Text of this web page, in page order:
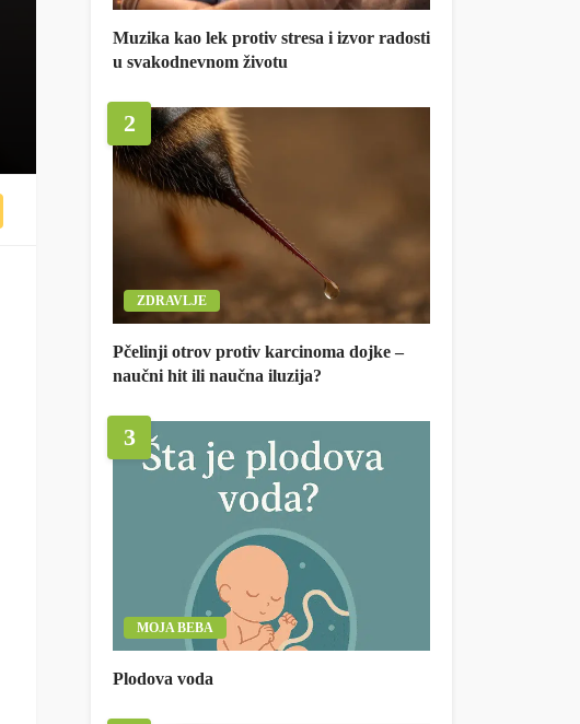
Muzika kao lek protiv stresa i izvor radosti
u svakodnevnom životu
2
ZDRAVLJE
Pčelinji otrov protiv karcinoma dojke –
naučni hit ili naučna iluzija?
3
MOJA BEBA
Plodova voda